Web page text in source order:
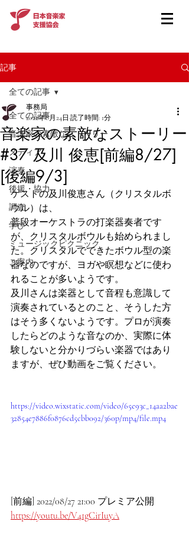
記事
全ての記事
音楽家の素敵なストーリー
メディア
演奏
後援・協力
調査
学び
ミュージックピクニック
ご案内
全ての記事
音楽家の素敵なストーリー
#37 及川 俊恵[前編8/27]
[後編9/3]
事務局
2022年8月24日 読了時間: 1分
ゲストの及川俊恵さん（クリスタルボ
ウル）は、
普段オーケストラの打楽器奏者です
が、クリスタルボウルも始められまし
た。クリスタルでできたボウル型の楽
器なのですが、ヨガや瞑想などに使わ
れることが多いようです。
及川さんは楽器として音程も意識して
演奏されているとのこと、そうした方
はそう多くないようです。プロが演奏
したらどのような音なのか、実際に体
験しないと分かりづらい楽器ではあり
ますが、ぜひ動画をご覧ください。
https://video.wixstatic.com/video/65e93c_14aa2bae
32854e7886f0876cd5cbb092/360p/mp4/file.mp4
[前編] 2022/08/27 21:00 プレミア公開
https://youtu.be/V41gCirIuyA